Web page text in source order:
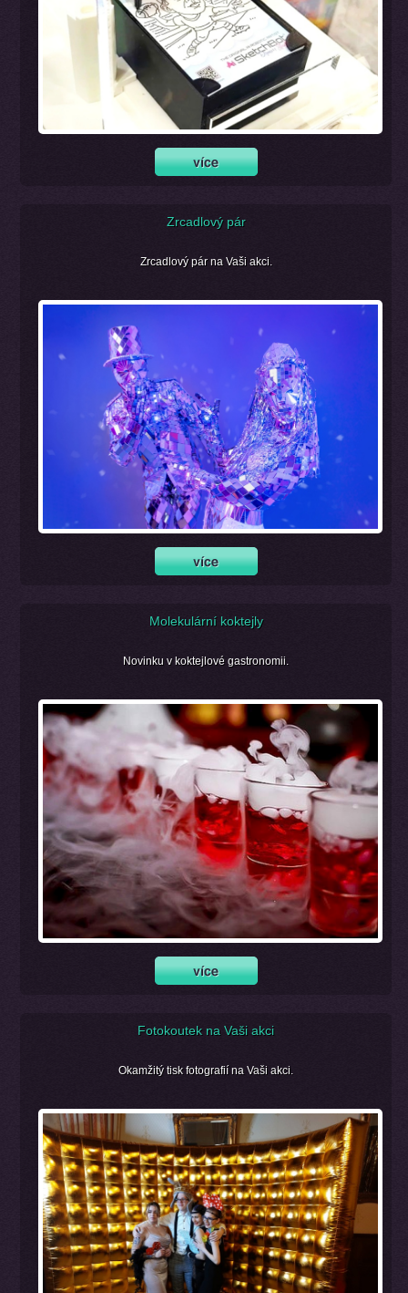
Zrcadlový pár
Zrcadlový pár na Vaši akci.
Molekulární koktejly
Novinku v koktejlové gastronomii.
Fotokoutek na Vaši akci
Okamžitý tisk fotografií na Vaši akci.